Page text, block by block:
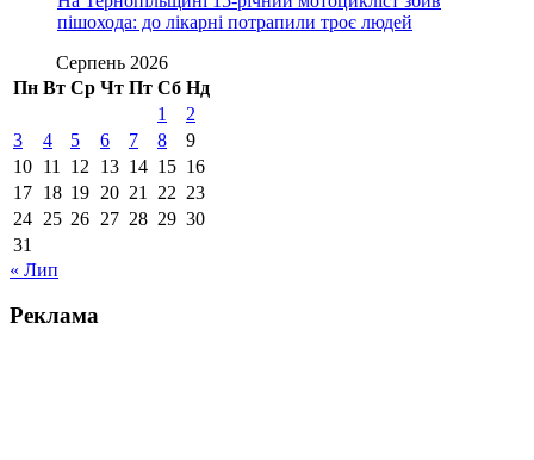
пішохода: до лікарні потрапили троє людей
Серпень 2026
Пн Вт Ср Чт Пт Сб Нд
1
2
3
4 5 6 7 8
9
10 11 12 13 14 15 16
17 18 19 20 21 22 23
24 25 26 27 28 29 30
31
« Лип
Реклама